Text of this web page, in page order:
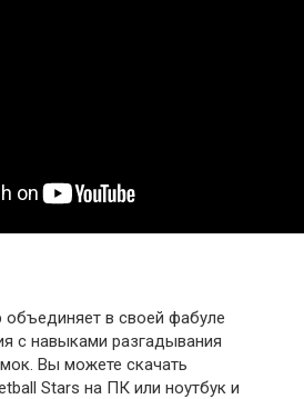
в своей фабуле
с навыками разгадывания
Вы можете скачать
Stars​ на ПК или ноутбук и